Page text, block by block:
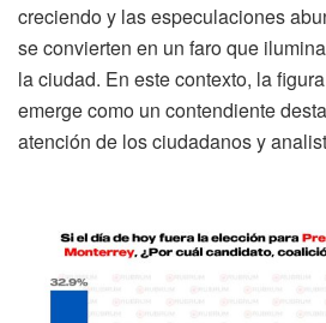
creciendo y las especulaciones
se convierten en un faro que
la ciudad. En este contexto, la
emerge como un contendiente
atención de los ciudadanos y